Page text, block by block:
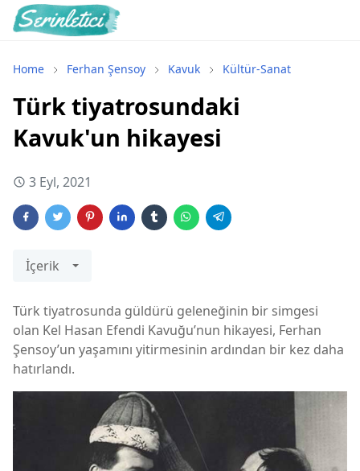
Home Ferhan Şensoy Kavuk Kültür-Sanat
Türk tiyatrosundaki
Kavuk'un hikayesi
3 Eyl, 2021
İçerik
Türk tiyatrosunda güldürü geleneğinin bir simgesi
olan Kel Hasan Efendi Kavuğu’nun hikayesi, Ferhan
Şensoy’un yaşamını yitirmesinin ardından bir kez daha
hatırlandı.